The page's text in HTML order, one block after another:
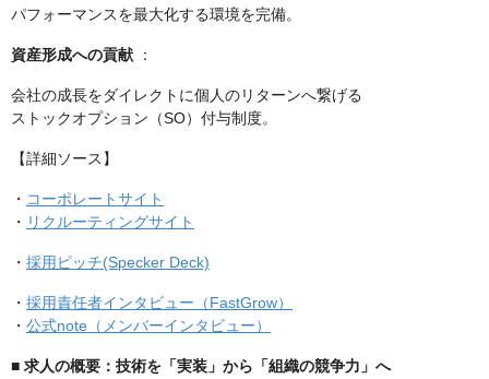
パフォーマンスを最大化する環境を完備。
資産形成への貢献 ：
会社の成長をダイレクトに個人のリターンへ繋げる
ストックオプション（SO）付与制度。
【詳細ソース】
・ コーポレートサイト
・ リクルーティングサイト
・ 採用ピッチ(Specker Deck)
・ 採用責任者インタビュー（FastGrow）
・ 公式note（メンバーインタビュー）
■ 求人の概要：技術を「実装」から「組織の競争力」へ